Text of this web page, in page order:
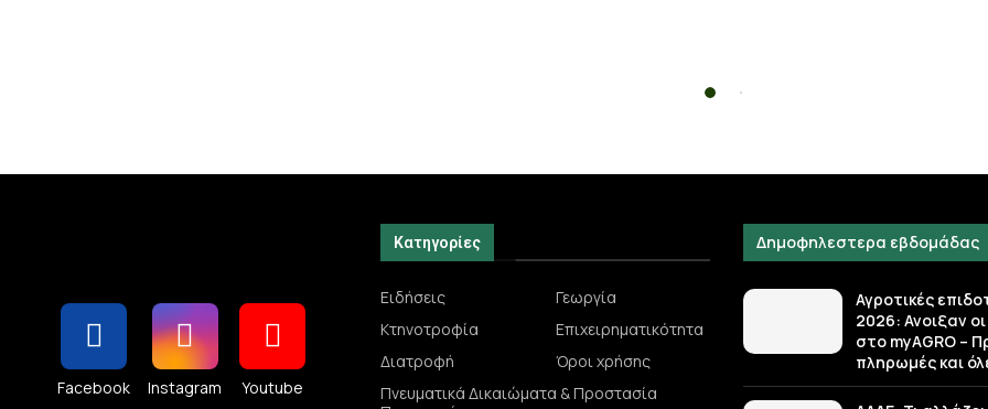
Facebook Instagram Youtube
Κατηγορίες
Ειδήσεις
Γεωργία
Κτηνοτροφία
Επιχειρηματικότητα
Διατροφή
Όροι χρήσης
Πνευματικά Δικαιώματα & Προστασία
Δημοφηλεστερα εβδομάδας
Αγροτικές
2026: Ανοιξαν
στο myAGRO –
πληρωμές και